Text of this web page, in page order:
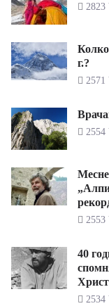
2823
г.?
2571
2554
2553
40
2534